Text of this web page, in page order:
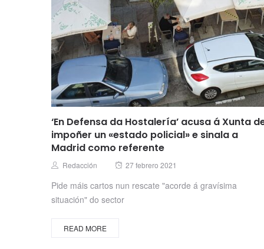
‘En Defensa da Hostalería’ acusa á Xunta
impoñer un «estado policial» e sinala a
Madrid como referente
Author
Redacción
Posted
27 febrero 2021
Pide máis cartos nun rescate "acorde á gravísima
situación" do sector
READ MORE